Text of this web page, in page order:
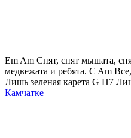
Em Am Спят, спят мышата,
медвежата и ребята. C Am
Лишь зеленая карета G H7
Камчатке